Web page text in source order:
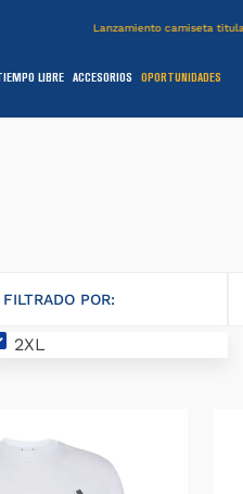
Lanzamiento camiseta
LIBRE ACCESORIOS OPORTUNIDADES
FILTRADO POR:
2XL